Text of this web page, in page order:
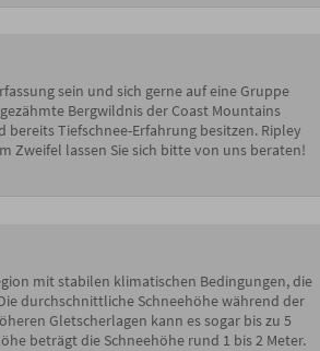
sein und sich gerne auf eine Gruppe
Bergwildnis der Coast Mountains
Tiefschnee-Erfahrung besitzen. Ripley
Zweifel lassen Sie sich bitte von uns beraten!
mit stabilen klimatischen Bedingungen, die
durchschnittliche Schneehöhe während der
Gletscherlagen kann es sogar bis zu 5
beträgt die Schneehöhe rund 1 bis 2 Meter.